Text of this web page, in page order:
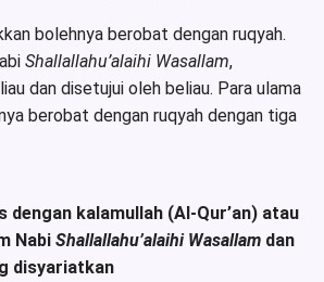
bolehnya berobat dengan ruqyah.
Shallallahu’alaihi Wasallam,
dan disetujui oleh beliau. Para ulama
berobat dengan ruqyah dengan tiga
dengan kalamullah (Al-Qur’an) atau
Nabi Shallallahu’alaihi Wasallam dan
disyariatkan